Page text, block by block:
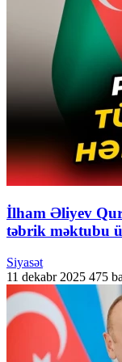
İlham Əliyev
təbrik məktubu
Siyasət
11 dekabr 2025 475